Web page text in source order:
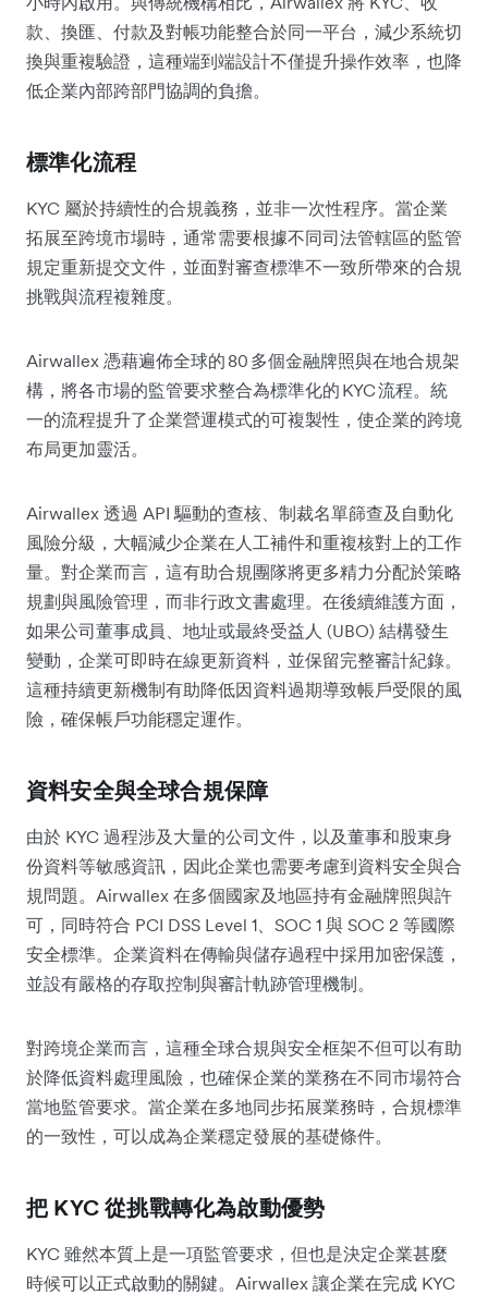
款、換匯、付款及對帳功能整合於同一平台，減少系統切
換與重複驗證，這種端到端設計不僅提升操作效率，也降
低企業內部跨部門協調的負擔。
標準化流程
KYC 屬於持續性的合規義務，並非一次性程序。當企業
拓展至跨境市場時，通常需要根據不同司法管轄區的監管
規定重新提交文件，並面對審查標準不一致所帶來的合規
挑戰與流程複雜度。
Airwallex 憑藉遍佈全球的 80 多個金融牌照與在地合規架
構，將各市場的監管要求整合為標準化的 KYC 流程。統
一的流程提升了企業營運模式的可複製性，使企業的跨境
布局更加靈活。
Airwallex 透過 API 驅動的查核、制裁名單篩查及自動化
風險分級，大幅減少企業在人工補件和重複核對上的工作
量。對企業而言，這有助合規團隊將更多精力分配於策略
規劃與風險管理，而非行政文書處理。在後續維護方面，
如果公司董事成員、地址或最終受益人 (UBO) 結構發生
變動，企業可即時在線更新資料，並保留完整審計紀錄。
這種持續更新機制有助降低因資料過期導致帳戶受限的風
險，確保帳戶功能穩定運作。
資料安全與全球合規保障
由於 KYC 過程涉及大量的公司文件，以及董事和股東身
份資料等敏感資訊，因此企業也需要考慮到資料安全與合
規問題。Airwallex 在多個國家及地區持有金融牌照與許
可，同時符合 PCI DSS Level 1、SOC 1 與 SOC 2 等國際
安全標準。企業資料在傳輸與儲存過程中採用加密保護，
並設有嚴格的存取控制與審計軌跡管理機制。
對跨境企業而言，這種全球合規與安全框架不但可以有助
於降低資料處理風險，也確保企業的業務在不同市場符合
當地監管要求。當企業在多地同步拓展業務時，合規標準
的一致性，可以成為企業穩定發展的基礎條件。
把 KYC 從挑戰轉化為啟動優勢
KYC 雖然本質上是一項監管要求，但也是決定企業甚麼
時候可以正式啟動的關鍵。Airwallex 讓企業在完成 KYC